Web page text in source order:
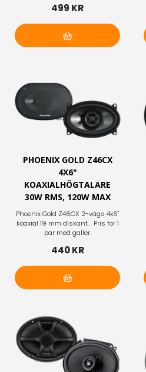
499 KR
PHOENIX GOLD Z46CX
4X6"
KOAXIALHÖGTALARE
30W RMS, 120W MAX
Phoenix Gold Z46CX 2-vägs 4x6"
koaxial 19 mm diskant. . Pris för 1
par med galler.
440 KR